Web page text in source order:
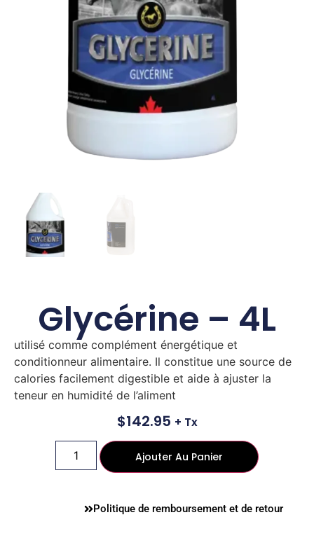
Glycérine – 4L
utilisé comme complément énergétique et
conditionneur alimentaire. Il constitue une source de
calories facilement digestible et aide à ajuster la
teneur en humidité de l’aliment
$142.95 + Tx
Ajouter Au Panier
Politique de remboursement et de retour